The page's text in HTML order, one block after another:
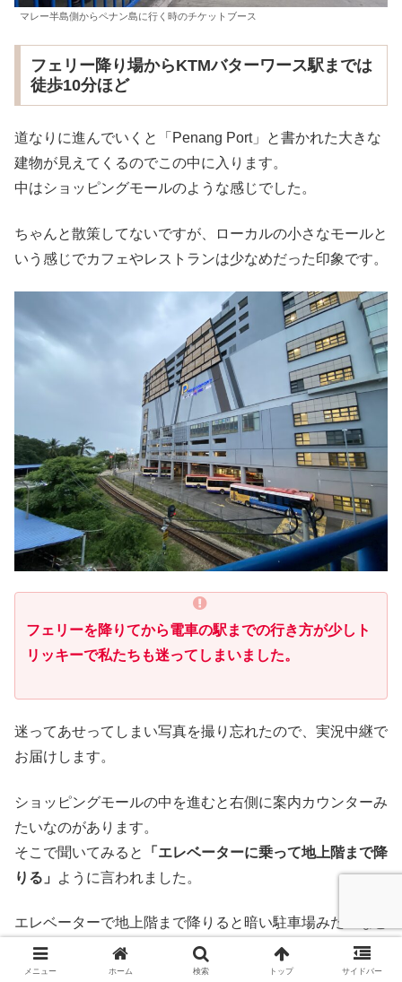
マレー半島側からペナン島に行く時のチケットブース
フェリー降り場からKTMバターワース駅までは
徒歩10分ほど
道なりに進んでいくと「Penang Port」と書かれた大きな
建物が見えてくるのでこの中に入ります。
中はショッピングモールのような感じでした。
ちゃんと散策してないですが、ローカルの小さなモールと
いう感じでカフェやレストランは少なめだった印象です。
フェリーを降りてから電車の駅までの行き方が少しト
リッキーで私たちも迷ってしまいました。
迷ってあせってしまい写真を撮り忘れたので、実況中継で
お届けします。
ショッピングモールの中を進むと右側に案内カウンターみ
たいなのがあります。
そこで聞いてみると
「エレベーターに乗って地上階まで降
りる」
ように言われました。
エレベーターで地上階まで降りると暗い駐車場みたいなと
ころ、、、大丈夫なのか？？
すると ヘルメットをもったおじさんが「駅に行くんだろ？
メニュー ホーム 検索 トップ サイドバー